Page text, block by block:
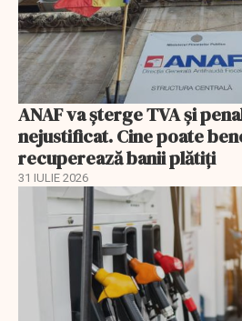
ANAF va șterge TVA și
nejustificat. Cine poate
recuperează banii plătiți
31 IULIE 2026